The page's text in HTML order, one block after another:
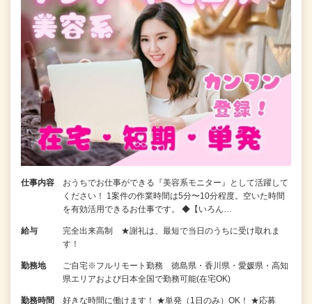
仕事内容
おうちでお仕事ができる『美容系モニター』として活躍して
ください！ 1案件の作業時間は5分〜10分程度。空いた時間
を有効活用できるお仕事です。 ◆【いろん…
給与
完全出来高制 ★謝礼は、最短で当日のうちに受け取れま
す！
勤務地
ご自宅※フルリモート勤務 徳島県・香川県・愛媛県・高知
県エリアおよび日本全国で勤務可能(在宅OK)
勤務時間
好きな時間に働けます！ ★単発（1日のみ）OK！ ★応募